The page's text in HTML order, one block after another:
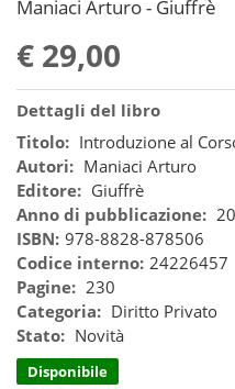
Maniaci Arturo - Giuffrè
€ 29,00
Dettagli del libro
Titolo: Introduzione al
Autori: Maniaci Arturo
Editore: Giuffrè
Anno di pubblicazione:
ISBN: 978-8828-878506
Codice interno: 24226457
Pagine: 230
Categoria: Diritto Privato
Stato: Novità
Disponibile